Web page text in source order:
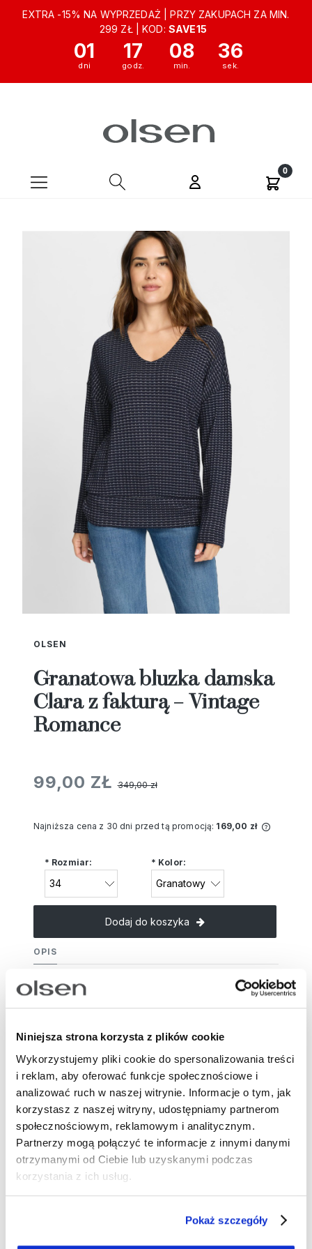
Niniejsza strona korzysta z plików cookie
Wykorzystujemy pliki cookie do spersonalizowania treści
i reklam, aby oferować funkcje społecznościowe i
analizować ruch w naszej witrynie. Informacje o tym, jak
korzystasz z naszej witryny, udostępniamy partnerom
społecznościowym, reklamowym i analitycznym.
Partnerzy mogą połączyć te informacje z innymi danymi
otrzymanymi od Ciebie lub uzyskanymi podczas
korzystania z ich usług.
Pokaż szczegóły
EXTRA -15% NA WYPRZEDAŻ | PRZY ZAKUPACH ZA MIN.
299 ZŁ | KOD: SAVE15
01 17 08 36
OLSEN
Granatowa bluzka damska
Clara z fakturą – Vintage
Romance
99,00 ZŁ 349,00 zł
Najniższa cena z 30 dni przed tą promocją: 169,00 zł
* Rozmiar: * Kolor:
Dodaj do koszyka
OPIS
Granatowa bluzka o oversizowym fasonie z
subtelnym printem i dekoracyjną fakturą. Miękka
nadają drobne, geometryczne motywy w jasnym
odcieniu. Faktura materiału jest ułożona w pionowe
pasy. Model z długim rękawem i obniżoną linią
ramion, wykończony dekoltem w serek oraz
delikatną lamówką. Szeroki pas u dołu bluzki
tworzy efekt delikatnego bluzowania. Idealna do
codziennych i casualowych stylizacji – noś ją z
klasycznymi spodniami, jeansami lub spódnicą o
prostym kroju.
Długość: 60 cm
Skład: 67% wiskoza, 31% poliester, 2%